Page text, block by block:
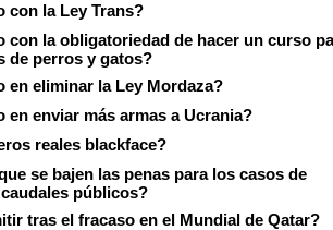
con la Ley Trans?
con la obligatoriedad de hacer un curso
de perros y gatos?
en eliminar la Ley Mordaza?
en enviar más armas a Ucrania?
reales blackface?
se bajen las penas para los casos de
públicos?
tras el fracaso en el Mundial de Qatar?